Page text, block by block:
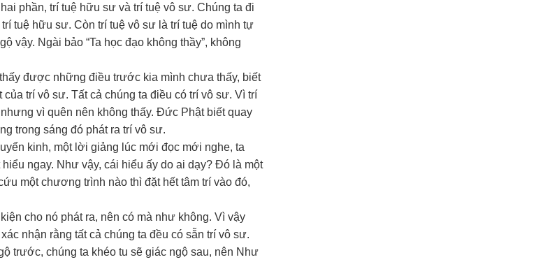
phần, trí tuệ hữu sư và trí tuệ vô sư. Chúng ta đi
tuệ hữu sư. Còn trí tuệ vô sư là trí tuệ do mình tự
Ngài bảo “Ta học đạo không thầy”, không
được những điều trước kia mình chưa thấy, biết
trí vô sư. Tất cả chúng ta điều có trí vô sư. Vì trí
vì quên nên không thấy. Đức Phật biết quay
trong sáng đó phát ra trí vô sư.
kinh, một lời giảng lúc mới đọc mới nghe, ta
ngay. Như vậy, cái hiểu ấy do ai dạy? Đó là một
một chương trình nào thì đặt hết tâm trí vào đó,
cho nó phát ra, nên có mà như không. Vì vậy
nhận rằng tất cả chúng ta đều có sẵn trí vô sư.
trước, chúng ta khéo tu sẽ giác ngộ sau, nên Như